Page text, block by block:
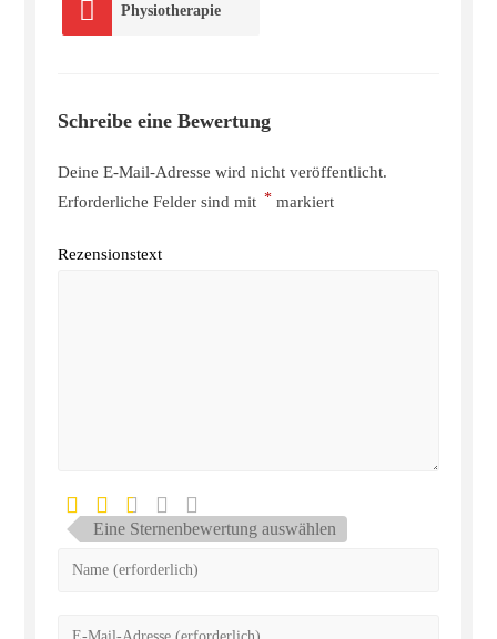
Physiotherapie
Schreibe eine Bewertung
Deine E-Mail-Adresse wird nicht veröffentlicht.
Erforderliche Felder sind mit * markiert
Rezensionstext
Eine Sternenbewertung auswählen